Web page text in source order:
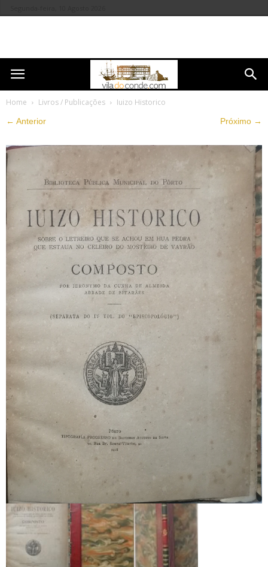
Home Livros / Publicações Iuizo Historico
← Anterior Próximo →